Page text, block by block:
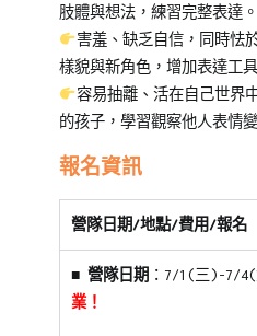
肢體與想法，練習完整表達。
害羞、缺乏自信，同時怯
樣貌與新角色，增加表達工具
容易抽離、活在自己世界
的孩子，學習觀察他人表情
報名資訊
營隊日期/地點/費用/報名
■ 營隊日期 ：7/1(三)-7/
業！